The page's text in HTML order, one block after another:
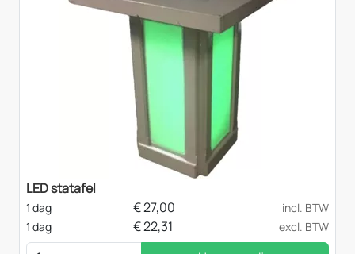
LED statafel
1 dag €27,00
incl. BTW
1 dag
€22,31 excl. BTW